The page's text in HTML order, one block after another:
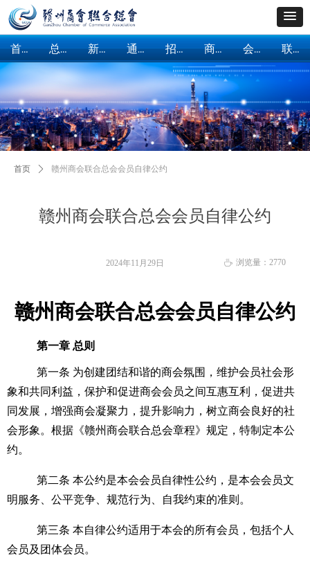
首页 总会概括 新闻中心
新闻中心
通知公告
通知公告
招商引资
招商引资
商会建设
商会建设
会员服务
会员服务
联系我们
赣州商会联合总会会员自律公约
首页 ꄲ 赣州商会联合总会会员自律公约
赣州商会联合总会会员自律公约
第一章 总则
第一条 为创建团结和谐的商会氛围，维护会员社会形
象和共同利益，保护和促进商会会员之间互惠互利，促进共
同发展，增强商会凝聚力，提升影响力，树立商会良好的社
会形象。根据《赣州商会联合总会章程》规定，特制定本公
约。
第二条 本公约是本会会员自律性公约，是本会会员文
明服务、公平竞争、规范行为、自我约束的准则。
第三条 本自律公约适用于本会的所有会员，包括个人
会员及团体会员。
2024年11月29日 ꄘ 浏览量： 2770